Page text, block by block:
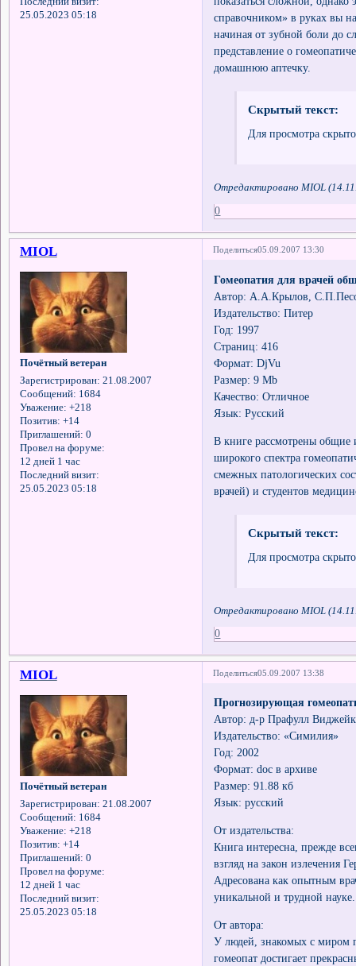
25.05.2023 05:18
справочником» в руках вы
начиная от зубной боли до
представление о
домашнюю аптечку.
Скрытый текст:
Для просмотра
Отредактировано MIOL
0
Поделиться05.09.2007 13:30
MIOL
Почётный ветеран
Зарегистрирован: 21.08.2007
Сообщений: 1684
Уважение: +218
Позитив: +14
Приглашений: 0
Провел на форуме:
12 дней 1 час
Последний визит:
25.05.2023 05:18
Гомеопатия для врачей
Автор: А.А.Крылов,
Издательство: Питер
Год: 1997
Страниц: 416
Формат: DjVu
Размер: 9 Mb
Качество: Отличное
Язык: Русский
В книге рассмотрены
широкого спектра
смежных патологических
врачей) и студентов
Скрытый текст:
Для просмотра
Отредактировано MIOL
0
Поделиться05.09.2007 13:38
MIOL
Почётный ветеран
Зарегистрирован: 21.08.2007
Сообщений: 1684
Уважение: +218
Позитив: +14
Приглашений: 0
Провел на форуме:
12 дней 1 час
Последний визит:
25.05.2023 05:18
Прогнозирующая
Автор: д-р Прафулл
Издательство: «Симилия»
Год: 2002
Формат: doc в архиве
Размер: 91.88 кб
Язык: русский
От издательства:
Книга интересна, прежде
взгляд на закон излечения
Адресована как опытным
уникальной и трудной науке.
От автора:
У людей, знакомых с миром
гомеопат достигает